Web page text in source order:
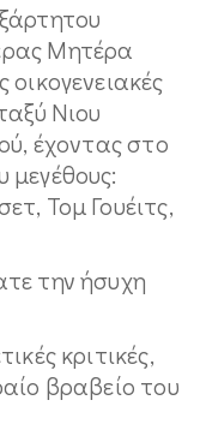
Μητέρα
Νιου
έχοντας στο
μεγέθους:
Τομ Γουέιτς,
την ήσυχη
κριτικές,
βραβείο του